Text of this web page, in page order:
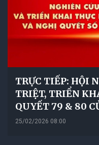
TRỰC TIẾP: HỘI
TRIỆT, TRIỂN
QUYẾT 79 & 80
25/02/2026 08:00